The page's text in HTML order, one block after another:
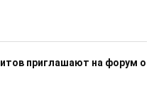
приглашают на форум о